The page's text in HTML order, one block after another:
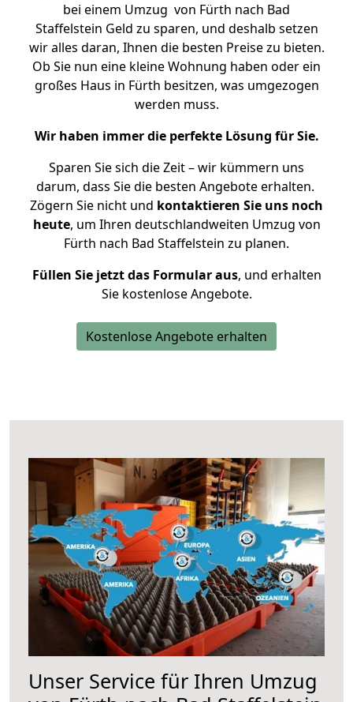
bei einem Umzug von Fürth nach Bad
Staffelstein Geld zu sparen, und deshalb setzen
wir alles daran, Ihnen die besten Preise zu bieten.
Ob Sie nun eine kleine Wohnung haben oder ein
großes Haus in Fürth besitzen, was umgezogen
werden muss.
Wir haben immer die perfekte Lösung für Sie.
Sparen Sie sich die Zeit – wir kümmern uns
darum, dass Sie die besten Angebote erhalten.
Zögern Sie nicht und kontaktieren Sie uns noch
heute, um Ihren deutschlandweiten Umzug von
Fürth nach Bad Staffelstein zu planen.
Füllen Sie jetzt das Formular aus, und erhalten
Sie kostenlose Angebote.
Kostenlose Angebote erhalten
Unser Service für Ihren Umzug